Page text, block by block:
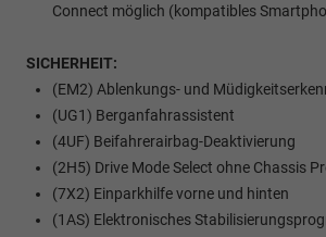
Connect möglich (kompatibles
SICHERHEIT:
(EM2) Ablenkungs- und
(UG1) Berganfahrassistent
(4UF) Beifahrerairbag-Deaktivierung
(2H5) Drive Mode Select ohne Chassis
(7X2) Einparkhilfe vorne und hinten
(1AS) Elektronisches